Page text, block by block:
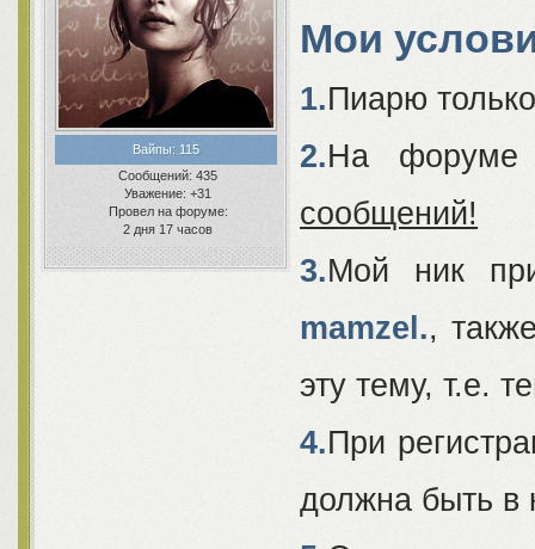
Вайпы: 115
Сообщений: 435
Уважение: +31
Провел на форуме:
2 дня 17 часов
Мои
1.Пиарю
2.На
сообщений!
3.Мой ник
mamzel.,
эту тему, т.е.
4.При
должна быть в